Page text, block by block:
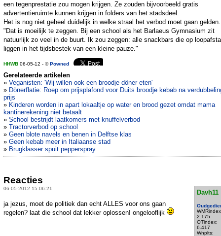
een tegenprestatie zou mogen krijgen. Ze zouden bijvoorbeeld gratis
advertentieruimte kunnen krijgen in folders van het stadsdeel.
Het is nog niet geheel duidelijk in welke straal het verbod moet gaan gelden.
"Dat is moeilijk te zeggen. Bij een school als het Barlaeus Gymnasium zit
natuurlijk zo veel in de buurt. Ik zou zeggen: alle snackbars die op
liggen in het tijdsbestek van een kleine pauze."
HHWB 06-05-12 - ©Powned
Gerelateerde artikelen
» Veganisten: 'Wij willen ook een broodje döner eten'
» Dönerflatie: Roep om prijsplafond voor Duits broodje kebab na
prijs
» Kinderen worden in apart lokaaltje op water en brood gezet omdat mama
kantinerekening niet betaalt
» School bestrijdt laatkomers met knuffelverbod
» Tractorverbod op school
» Geen blote navels en benen in Delftse klas
» Geen kebab meer in Italiaanse stad
» Brugklasser spuit pepperspray
Reacties
06-05-2012 15:06:21
Davh11
2.175
OTindex:
6.417
Wnplts:
ja jezus, moet de politiek dan echt ALLES voor ons gaan
regelen? laat die school dat lekker oplossen! ongelooflijk